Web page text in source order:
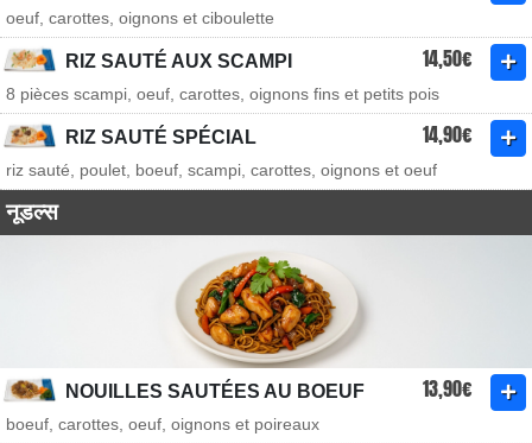
oeuf, carottes, oignons et ciboulette
RIZ SAUTÉ AUX SCAMPI 14,50€
8 pièces scampi, oeuf, carottes, oignons fins et petits pois
RIZ SAUTÉ SPÉCIAL 14,90€
riz sauté, poulet, boeuf, scampi, carottes, oignons et oeuf
नूडल्स
NOUILLES SAUTÉES AU BOEUF 13,90€
boeuf, carottes, oeuf, oignons et poireaux